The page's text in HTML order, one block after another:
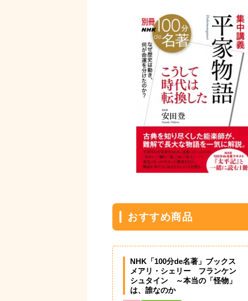
おすすめ商品
NHK「100分de名著」ブックス
メアリ・シェリー フランケン
シュタイン ～本当の「怪物」
は、誰なのか